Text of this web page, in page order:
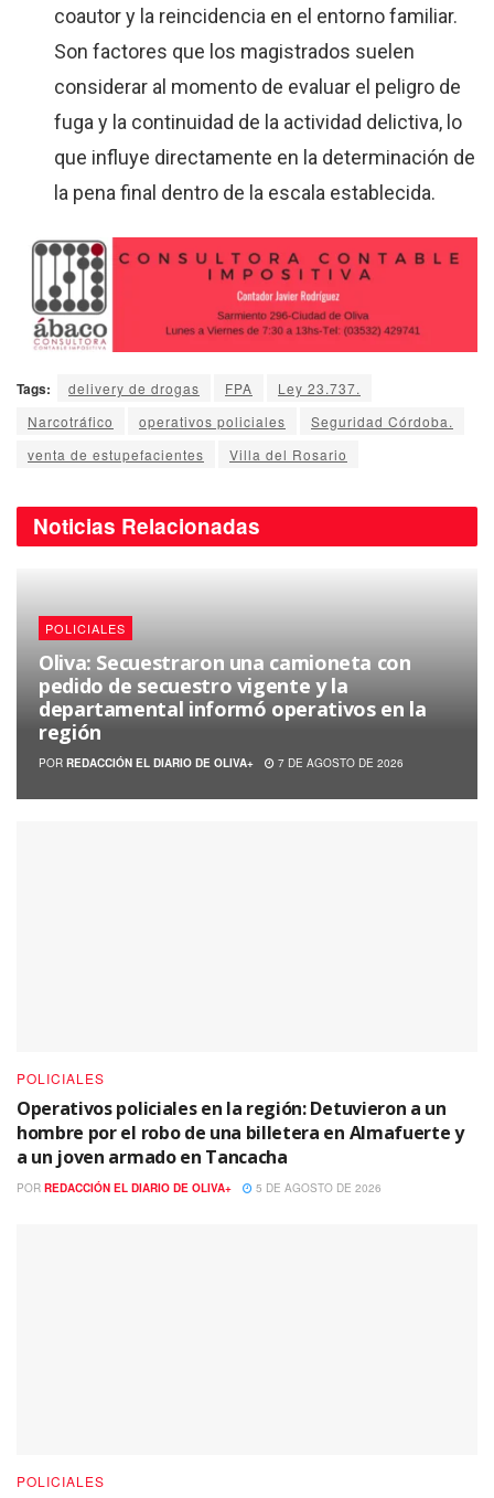
coautor y la reincidencia en el entorno familiar.
Son factores que los magistrados suelen
considerar al momento de evaluar el peligro de
fuga y la continuidad de la actividad delictiva, lo
que influye directamente en la determinación de
la pena final dentro de la escala establecida.
Tags: delivery de drogas FPA
Ley 23.737.
Narcotráfico
operativos policiales
Seguridad Córdoba.
venta de estupefacientes
Villa del Rosario
Noticias Relacionadas
POLICIALES
Oliva: Secuestraron una camioneta con
pedido de secuestro vigente y la
departamental informó operativos en la
región
POR REDACCIÓN EL DIARIO DE OLIVA+ 7 DE AGOSTO DE 2026
POLICIALES
Operativos policiales en la región: Detuvieron a un
hombre por el robo de una billetera en Almafuerte y
a un joven armado en Tancacha
POR REDACCIÓN EL DIARIO DE OLIVA+ 5 DE AGOSTO DE 2026
POLICIALES